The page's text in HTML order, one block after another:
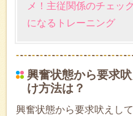
メ！主従関係のチェッ
になるトレーニング
興奮状態から要求
け方法は？
興奮状態から要求吠えし